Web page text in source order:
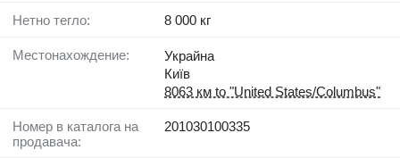
Нетно тегло: 8 000 кг
Местонахождение:
Украйна
Київ
8063 км to "United States/Columbus"
Номер в каталога на
продавача:
201030100335